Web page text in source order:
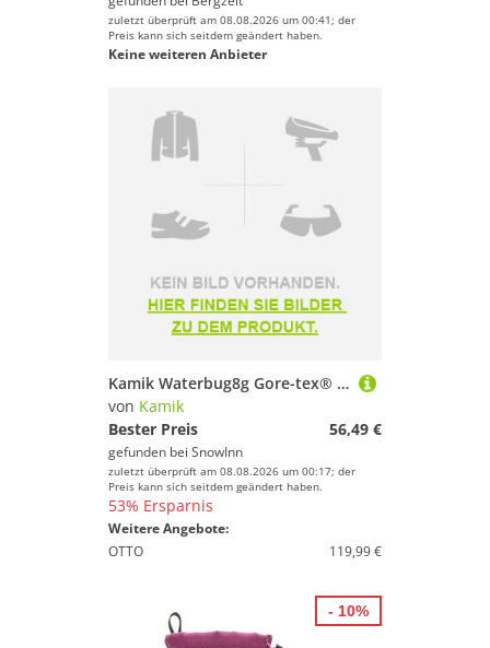
zuletzt überprüft am 08.08.2026 um 00:41; der
Preis kann sich seitdem geändert haben.
Keine weiteren Anbieter
Kamik Waterbug8g Gore-tex® Youth Snow Boots Rosa EU 33-34 Mädchen
von Kamik
Bester Preis
56,49 €
gefunden bei SnowInn
zuletzt überprüft am 08.08.2026 um 00:17; der
Preis kann sich seitdem geändert haben.
53% Ersparnis
Weitere Angebote:
OTTO
119,99 €
- 10%